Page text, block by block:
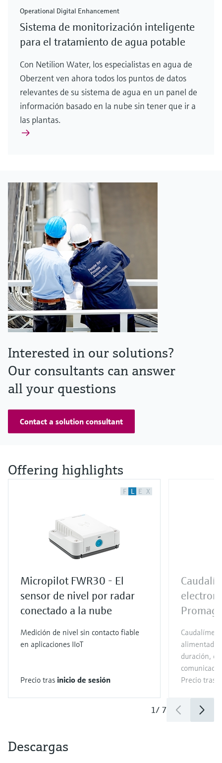
Operational Digital Enhancement
Sistema de monitorización inteligente
para el tratamiento de agua potable
Con Netilion Water, los especialistas en agua de
Oberzent ven ahora todos los puntos de datos
relevantes de su sistema de agua en un panel de
información basado en la nube sin tener que ir a
las plantas.
Interested in our solutions?
Our consultants can answer
all your questions
Contact a solution consultant
Offering highlights
F L E X
Micropilot FWR30 - El
sensor de nivel por radar
conectado a la nube
Medición de nivel sin contacto fiable
en aplicaciones IIoT
Precio tras inicio de sesión
Promag
alimentado
duración,
Precio tras
1/ 7
Descargas